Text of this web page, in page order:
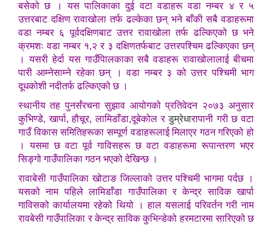
बसेको छ । यस पालिकाका दुई वटा वडाहरू वडा नम्बर ४ र ५
उत्तरबाट दक्षिण रावाखोला तर्फ ढल्केका छन् भने बाँकी सबै वडाहरूमा
वडा नम्बर ६ पूर्वदक्षिणबाट उत्तर रावाखोला तर्फ ढल्किएको छ भने
क्रमशः वडा नम्बर १,२ र ३ दक्षिणतर्फबाट उत्तरपश्चिम ढल्किएका छन्
। यसरी हेर्दा यस गाउँपािलकाका सबै वडाहरू रावाखोलालाई बीचमा
पारी आम्नेसाम्ने रहेका छन् । वडा नम्बर ३ को उत्तर पश्चिमी भाग
दूधकोशी नदीतर्फ ढल्किएको छ ।
स्थानीय तह पुनर्संरचना सुझाव आयोगको प्रतिवेदन २०७३ अनुसार
कुभिण्डे, खार्पा, हौचूर, लामिडाँडा,दूबेकोल रडुम्रेधारापानी गरी छ वटा
गाउँ विकास समितिहरूका सम्पूर्ण वडाहरूलाई मिलाएर गठन गरिएको हो
। यसमा छ वटा पूर्व गाविसहरू छ वटा वडाहरूमा रूपान्तरण भएर
सिङ्गो गाउँपालिका गठन भएको देखिन्छ ।
रावाबेसी गाउँपालिका खोटाङ जिल्लाको उत्तर पश्चिमी भागमा पर्दछ ।
यसको नाम पहिले लामिडाँडा गाउँपालिका र केन्द्र साविक खार्पा
गाविसको कार्यालयमा रहेको थियो । हाल यसलाई परिवर्तन गरी नाम
रावबेसी गाउँपालिका र केन्द्र साविक कुभिन्डेको हरमटारमा सारिएको छ